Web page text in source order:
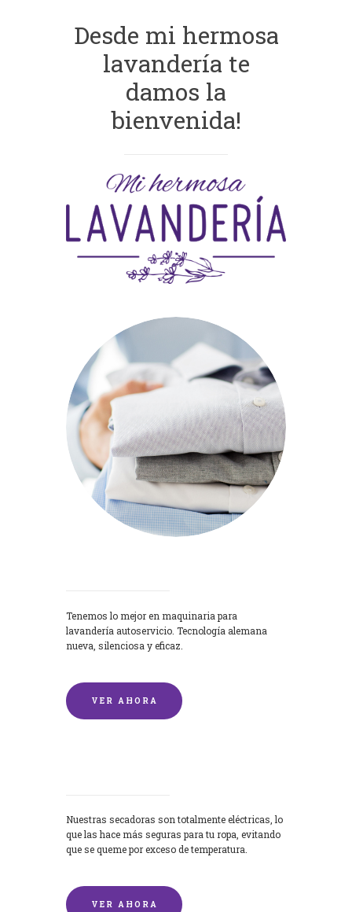
Desde mi hermosa
lavandería te
damos la
bienvenida!
Tenemos lo mejor en maquinaria para
lavandería autoservicio. Tecnología alemana
nueva, silenciosa y eficaz.
VER AHORA
Nuestras secadoras son totalmente eléctricas, lo
que las hace más seguras para tu ropa, evitando
que se queme por exceso de temperatura.
VER AHORA